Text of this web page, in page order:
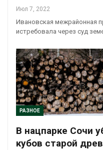
Июл 7, 2022
Ивановская межрайонная
истребовала через суд
РАЗНОЕ
В нацпарке Сочи
кубов старой